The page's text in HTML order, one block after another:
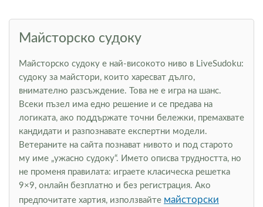
Майсторско судоку
Майсторско судоку е най-високото ниво в LiveSudoku:
судоку за майстори, които харесват дълго,
внимателно разсъждение. Това не е игра на шанс.
Всеки пъзел има едно решение и се предава на
логиката, ако поддържате точни бележки, премахвате
кандидати и разпознавате експертни модели.
Ветераните на сайта познават нивото и под старото
му име „ужасно судоку“. Името описва трудността, но
не променя правилата: играете класическа решетка
9×9, онлайн безплатно и без регистрация. Ако
предпочитате хартия, използвайте майсторски